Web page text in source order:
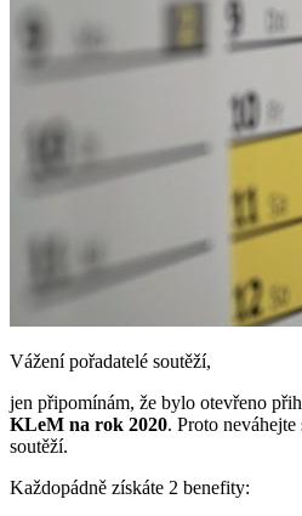
Vážení pořadatelé soutěží,
jen připomínám, že bylo otevřeno
KLeM na rok 2020. Proto
soutěží.
Každopádně získáte 2 benefity: